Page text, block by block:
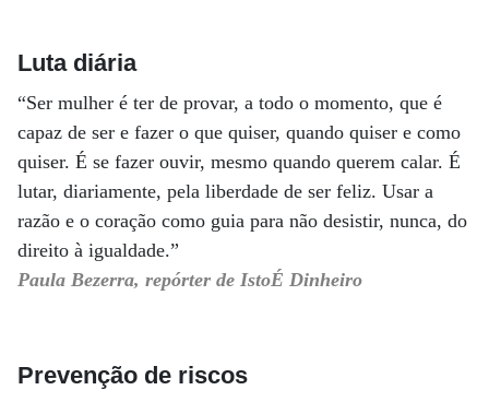
Luta diária
“Ser mulher é ter de provar, a todo o momento, que é
capaz de ser e fazer o que quiser, quando quiser e como
quiser. É se fazer ouvir, mesmo quando querem calar. É
lutar, diariamente, pela liberdade de ser feliz. Usar a
razão e o coração como guia para não desistir, nunca, do
direito à igualdade.”
Paula Bezerra, repórter de IstoÉ Dinheiro
Prevenção de riscos